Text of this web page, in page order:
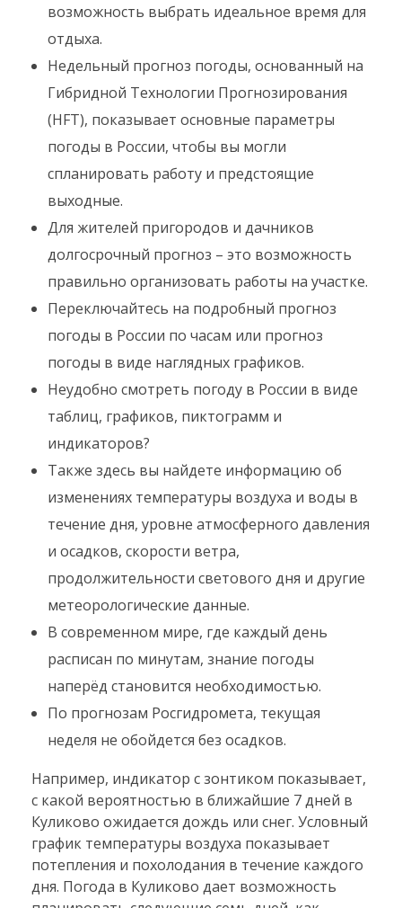
возможность выбрать идеальное время для
отдыха.
Недельный прогноз погоды, основанный на
Гибридной Технологии Прогнозирования
(HFT), показывает основные параметры
погоды в России, чтобы вы могли
спланировать работу и предстоящие
выходные.
Для жителей пригородов и дачников
долгосрочный прогноз – это возможность
правильно организовать работы на участке.
Переключайтесь на подробный прогноз
погоды в России по часам или прогноз
погоды в виде наглядных графиков.
Неудобно смотреть погоду в России в виде
таблиц, графиков, пиктограмм и
индикаторов?
Также здесь вы найдете информацию об
изменениях температуры воздуха и воды в
течение дня, уровне атмосферного давления
и осадков, скорости ветра,
продолжительности светового дня и другие
метеорологические данные.
В современном мире, где каждый день
расписан по минутам, знание погоды
наперёд становится необходимостью.
По прогнозам Росгидромета, текущая
неделя не обойдется без осадков.
Например, индикатор с зонтиком показывает,
с какой вероятностью в ближайшие 7 дней в
Куликово ожидается дождь или снег. Условный
график температуры воздуха показывает
потепления и похолодания в течение каждого
дня. Погода в Куликово дает возможность